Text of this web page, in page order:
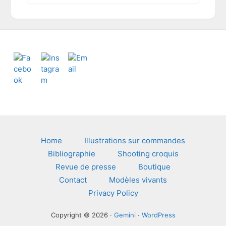
s
Footer
Home
Illustrations sur commandes
Bibliographie
Shooting croquis
Revue de presse
Boutique
Contact
Modèles vivants
Privacy Policy
Copyright © 2026 · Gemini· WordPress